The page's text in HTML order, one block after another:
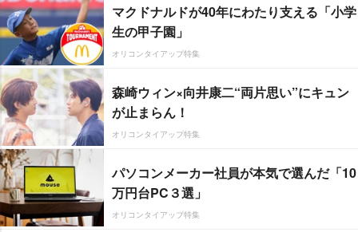
マクドナルドが40年にわたり支える「小学
生の甲子園」
オリコンタイアップ特集
森崎ウィン×向井康二“両片思い”にキュン
が止まらん！
オリコンタイアップ特集
パソコンメーカー社員が本気で選んだ「10
万円台PC３選」
オリコンタイアップ特集